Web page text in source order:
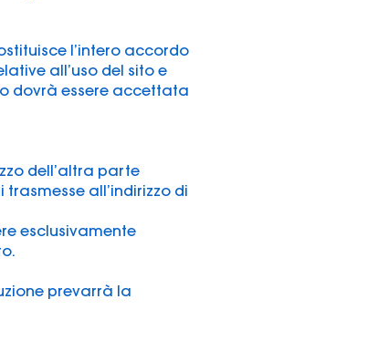
l’intero accordo
all’uso del sito e
dovrà essere accettata
dell’altra parte
all’indirizzo di
esclusivamente
prevarrà la